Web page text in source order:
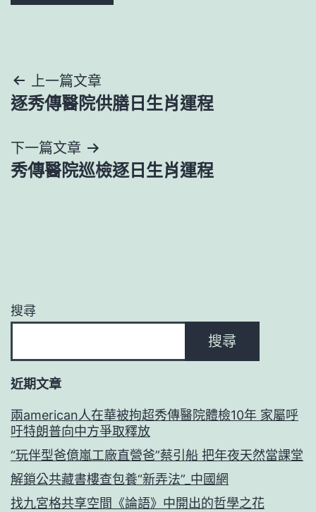
文
章
導
覽
上一篇文章
逐秀傳醫院供膳日生肖運程
下一篇文章
秀傳醫院巡檢逐日生肖運程
搜尋
搜尋
近期文章
兩american人在華被拘超秀傳醫院體檢10年 家屬呼
吁特朗普向中方爭取釋放
“玩伴型爸億嵐工廠直營爸”蔡引船 把年夜天然當課堂
解鎖公共藏書樓查包養“新弄法”_中國網
找九宮格共享空間《論語》中開出的哲學之花